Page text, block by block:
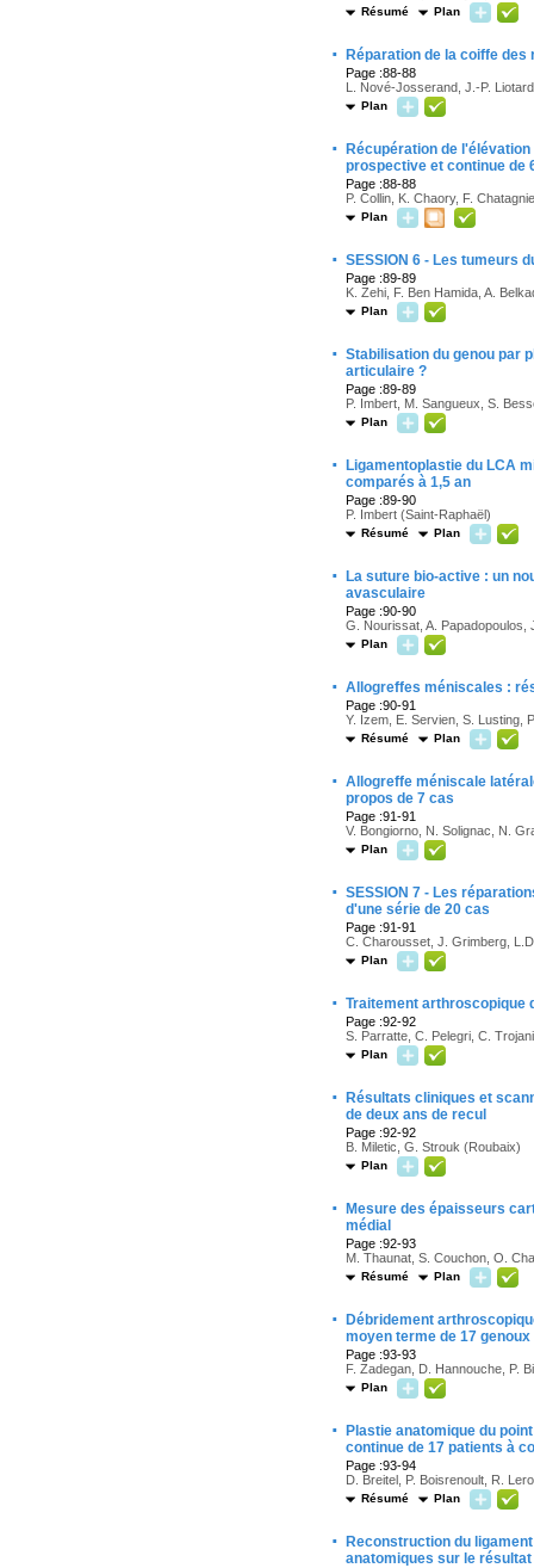
Résumé Plan
· Réparation de la coiffe
Page :88-88
L. Nové-Josserand, J.-P.
Plan
·
Récupération de
prospective et continue de
Page :88-88
P. Collin, K. Chaory, F.
Plan
· SESSION 6 - Les tumeurs
Page :89-89
K. Zehi, F. Ben Hamida, A.
Plan
· Stabilisation du genou par
articulaire ?
Page :89-89
P. Imbert, M. Sangueux, S.
Plan
·
Ligamentoplastie du LCA
comparés à 1,5 an
Page :89-90
P. Imbert (Saint-Raphaël)
Résumé Plan
·
La suture bio-active : un
avasculaire
Page :90-90
G. Nourissat, A. Papadopoulos,
Plan
· Allogreffes méniscales :
Page :90-91
Y. Izem, E. Servien, S. Lusting,
Résumé Plan
· Allogreffe méniscale
propos de 7 cas
Page :91-91
V. Bongiorno, N. Solignac, N.
Plan
· SESSION 7 - Les
d'une série de 20 cas
Page :91-91
C. Charousset, J. Grimberg,
Plan
· Traitement arthroscopique
Page :92-92
S. Parratte, C. Pelegri, C.
Plan
·
Résultats cliniques et
de deux ans de recul
Page :92-92
B. Miletic, G. Strouk (Roubaix)
Plan
·
Mesure des épaisseurs
médial
Page :92-93
M. Thaunat, S. Couchon, O.
Résumé Plan
·
Débridement
moyen terme de 17 genoux
Page :93-93
F. Zadegan, D. Hannouche, P.
Plan
·
Plastie anatomique du
continue de 17 patients à
Page :93-94
D. Breitel, P. Boisrenoult, R.
Résumé Plan
·
Reconstruction du
anatomiques sur le